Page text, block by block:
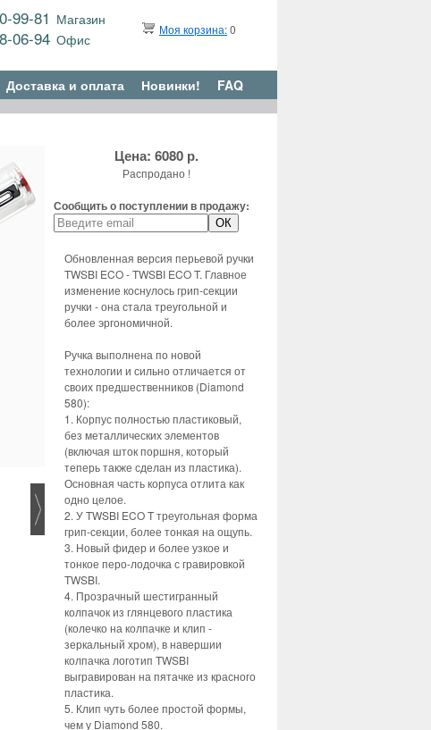
99-81 Магазин
06-94Офис
Моя корзина:0
Доставка и оплата Новинки! FAQ
Цена: 6080 р.
Распродано !
Сообщить о поступлении в продажу:
Обновленная версия перьевой ручки
TWSBI ECO - TWSBI ECO T. Главное
изменение коснулось грип-секции
ручки - она стала треугольной и
более эргономичной.
Ручка выполнена по новой
технологии и сильно отличается от
своих предшественников (Diamond
580):
1. Корпус полностью пластиковый,
без металлических элементов
(включая шток поршня, который
теперь также сделан из пластика).
Основная часть корпуса отлита как
одно целое.
2. У TWSBI ECO T треугольная форма
грип-секции, более тонкая на ощупь.
3. Новый фидер и более узкое и
тонкое перо-лодочка с гравировкой
TWSBI.
4. Прозрачный шестигранный
колпачок из глянцевого пластика
(колечко на колпачке и клип -
зеркальный хром), в навершии
колпачка логотип TWSBI
выгравирован на пятачке из красного
пластика.
5. Клип чуть более простой формы,
чем у Diamond 580.